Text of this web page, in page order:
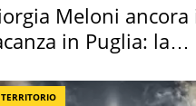
Meloni ancora
in Puglia: la
TERRITORIO